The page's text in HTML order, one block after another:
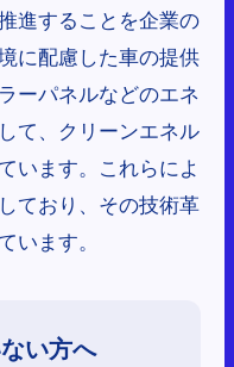
進することを企業の
に配慮した車の提供
ーパネルなどのエネ
て、クリーンエネル
います。これらによ
ており、その技術革
います。
い方へ